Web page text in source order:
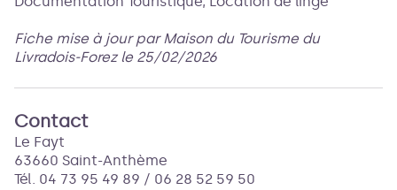
Fiche mise à jour par Maison du Tourisme du
Livradois-Forez le 25/02/2026
Contact
Le Fayt
63660 Saint-Anthème
Tél. 04 73 95 49 89 / 06 28 52 59 50